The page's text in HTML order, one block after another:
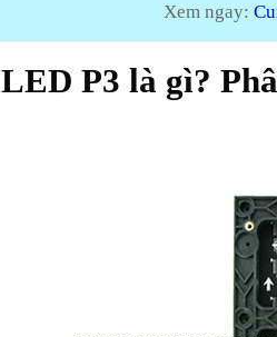
Xem ngay:
P3 là gì?